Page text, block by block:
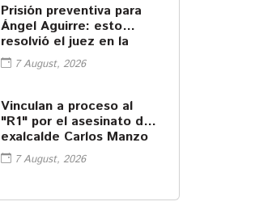
Prisión preventiva para
Ángel Aguirre: esto
resolvió el juez en la
audiencia por el caso
Ayotzinapa
7 August, 2026
Vinculan a proceso al
"R1" por el asesinato del
exalcalde Carlos Manzo
7 August, 2026